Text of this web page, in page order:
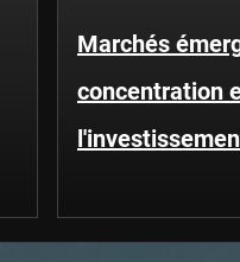
Marchés
concentration